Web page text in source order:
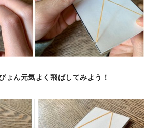
ょん元気よく飛ばしてみよう！